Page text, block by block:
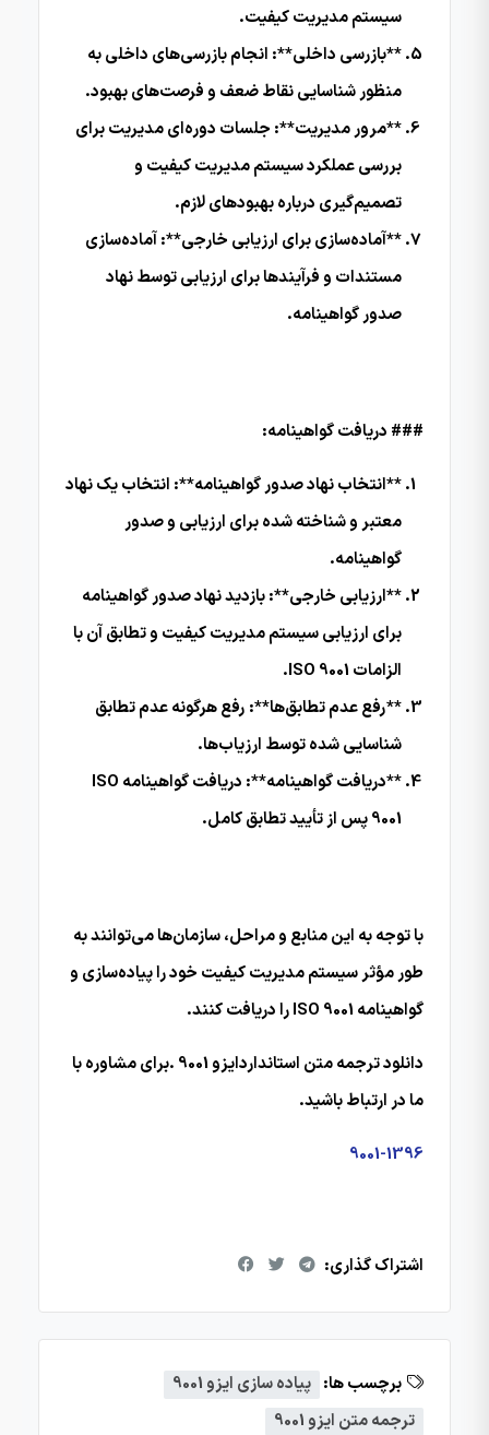
سیستم مدیریت کیفیت.
**بازرسی داخلی**: انجام بازرسی‌های داخلی به
منظور شناسایی نقاط ضعف و فرصت‌های بهبود.
**مرور مدیریت**: جلسات دوره‌ای مدیریت برای
بررسی عملکرد سیستم مدیریت کیفیت و
تصمیم‌گیری درباره بهبودهای لازم.
**آماده‌سازی برای ارزیابی خارجی**: آماده‌سازی
مستندات و فرآیندها برای ارزیابی توسط نهاد
صدور گواهینامه.
### دریافت گواهینامه:
**انتخاب نهاد صدور گواهینامه**: انتخاب یک نهاد
معتبر و شناخته شده برای ارزیابی و صدور
گواهینامه.
**ارزیابی خارجی**: بازدید نهاد صدور گواهینامه
برای ارزیابی سیستم مدیریت کیفیت و تطابق آن با
الزامات ISO 9001.
**رفع عدم تطابق‌ها**: رفع هرگونه عدم تطابق
شناسایی شده توسط ارزیاب‌ها.
**دریافت گواهینامه**: دریافت گواهینامه ISO
9001 پس از تأیید تطابق کامل.
با توجه به این منابع و مراحل، سازمان‌ها می‌توانند به
طور مؤثر سیستم مدیریت کیفیت خود را پیاده‌سازی و
گواهینامه ISO 9001 را دریافت کنند.
دانلود ترجمه متن استانداردایزو 9001 .برای مشاوره با
ما در ارتباط باشید.
9001-1396
اشتراک گذاری:
برچسب ها: پیاده سازی ایزو 9001
ترجمه متن ایزو 9001